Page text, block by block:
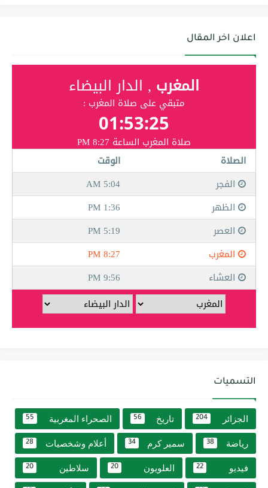
اعلان اخر المقال
التسميات
الجزائر 204 تاريخ 56 الصحراء المغربية 55
رياضة 38 سمير كرم 34 أعلام وشخصيات 28
فيديو 22 العلويون 20 سلاطين 20